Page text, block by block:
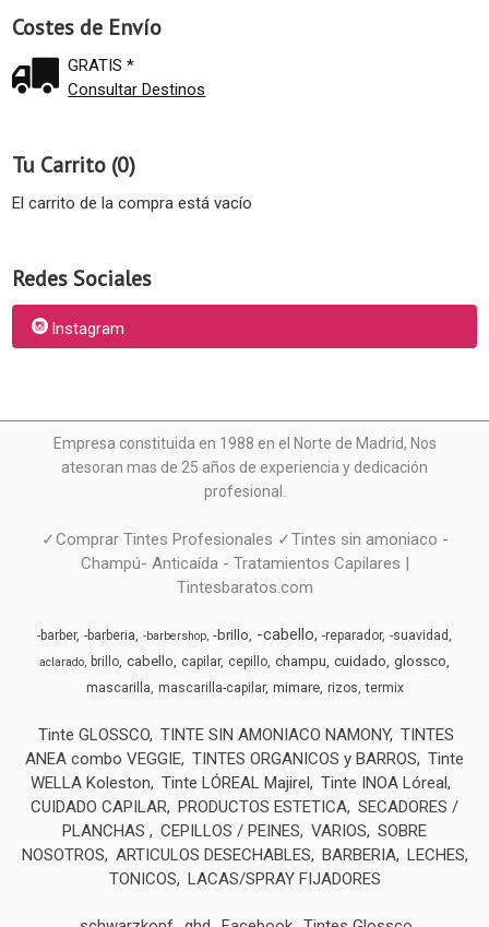
Costes de Envío
GRATIS *
Consultar Destinos
Tu Carrito (0)
El carrito de la compra está vacío
Redes Sociales
Instagram
Empresa constituida en 1988 en el Norte de Madrid, Nos
atesoran mas de 25 años de experiencia y dedicación
profesional.
✓Comprar Tintes Profesionales ✓Tintes sin amoniaco -
Champú- Anticaída - Tratamientos Capilares |
Tintesbaratos.com
-barber -barberia -barbershop -brillo -cabello -reparador -suavidad
aclarado brillo cabello capilar cepillo champu cuidado glossco
mascarilla mascarilla-capilar mimare rizos termix
Tinte GLOSSCO TINTE SIN AMONIACO NAMONY TINTES
ANEA combo VEGGIE TINTES ORGANICOS y BARROS
Tinte
WELLA Koleston
Tinte LÓREAL Majirel
Tinte INOA Lóreal
CUIDADO CAPILAR PRODUCTOS ESTETICA SECADORES /
PLANCHAS
CEPILLOS / PEINES VARIOS
SOBRE
NOSOTROS
ARTICULOS DESECHABLES BARBERIA LECHES,
TONICOS
LACAS/SPRAY FIJADORES